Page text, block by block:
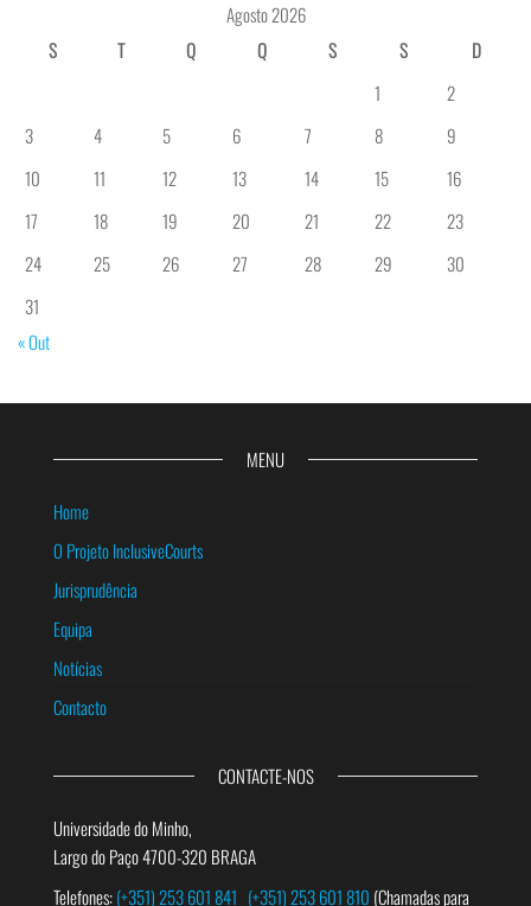
Agosto 2026
S
T Q Q S S
D
1
2
3
4 5 6 7 8
9
10
11 12 13 14 15
16
17
18 19 20 21 22
23
24
25 26 27 28 29
30
31
« Out
MENU
Home
O Projeto InclusiveCourts
Jurisprudência
Equipa
Notícias
Contacto
CONTACTE-NOS
Universidade do Minho,
Largo do Paço 4700-320 BRAGA
Telefones:(+351) 253 601 841 (+351) 253 601 810 (Chamadas para